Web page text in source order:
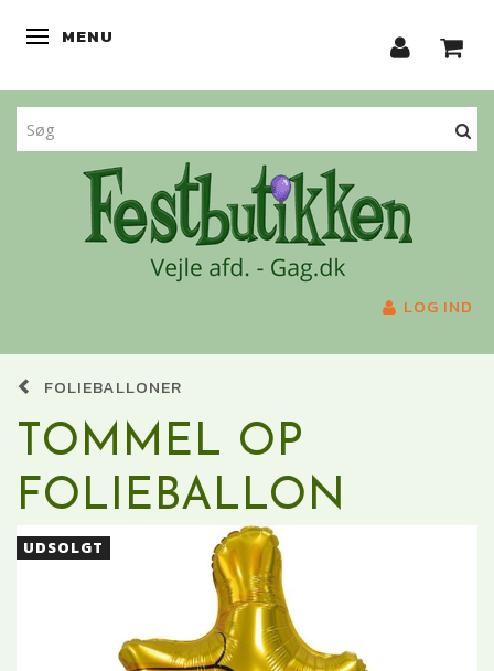
SKIFTE NAVIGATION
MENU
LOG IND
FOLIEBALLONER
TOMMEL OP
FOLIEBALLON
UDSOLGT